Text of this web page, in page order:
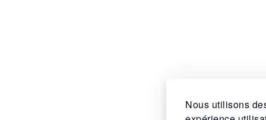
Nous utilisons